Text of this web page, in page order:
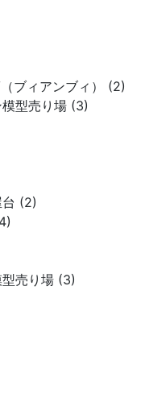
ブィアンブィ） (2)
型売り場 (3)
(2)
売り場 (3)